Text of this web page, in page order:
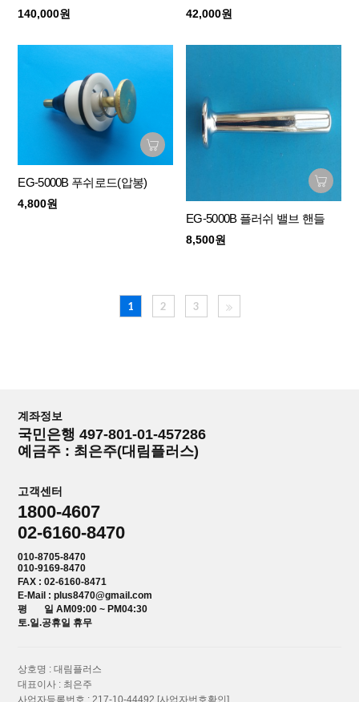
140,000원 42,000원
EG-5000B 푸쉬로드(압봉)
4,800원
EG-5000B 플러쉬 밸브 핸들
8,500원
1 2 3
계좌정보
국민은행 497-801-01-457286
예금주 : 최은주(대림플러스)
고객센터
1800-4607
02-6160-8470
010-8705-8470
010-9169-8470
FAX : 02-6160-8471
E-Mail : plus8470@gmail.com
평 일 AM09:00 ~ PM04:30
토.일.공휴일 휴무
상호명 : 대림플러스
대표이사 : 최은주
사업자등록번호 : 217-10-44492 [사업자번호확인]